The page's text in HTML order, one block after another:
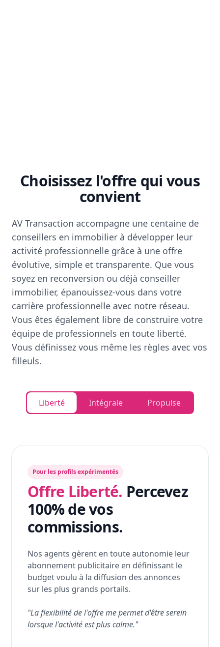
Choisissez l'offre qui vous
convient
AV Transaction accompagne une centaine de
conseillers en immobilier à développer leur
activité professionnelle grâce à une offre
évolutive, simple et transparente. Que vous
soyez en reconversion ou déjà conseiller
immobilier, épanouissez-vous dans votre
carrière professionnelle avec notre réseau.
Vous êtes également libre de construire votre
équipe de professionnels en toute liberté.
Vous définissez vous même les règles avec vos
filleuls.
Liberté Intégrale Propulse
Pour les profils expérimentés
Offre Liberté. Percevez
100% de vos
commissions.
Nos agents gèrent en toute autonomie leur
abonnement publicitaire en définissant le
budget voulu à la diffusion des annonces
sur les plus grands portails.
"La flexibilité de l'offre me permet d'être serein
lorsque l'activité est plus calme."